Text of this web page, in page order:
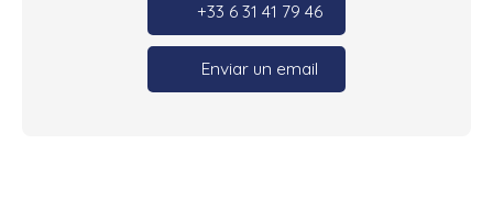
+33 6 31 41 79 46
Enviar un email